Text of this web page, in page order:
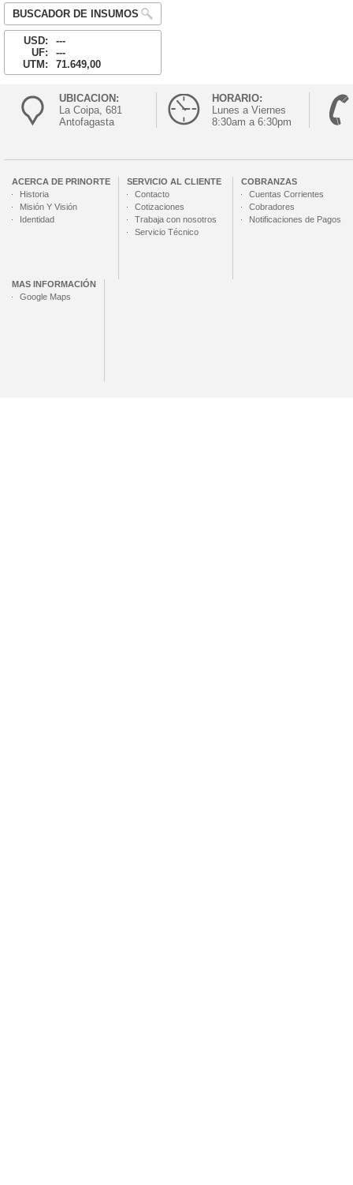
BUSCADOR DE INSUMOS
USD:
---
UF:
---
UTM:
71.649,00
UBICACION:
La Coipa, 681
Antofagasta
HORARIO:
Lunes a Viernes
8:30am a 6:30pm
ACERCA DE PRINORTE
Historia
Misión Y Visión
Identidad
SERVICIO AL CLIENTE
Contacto
Cotizaciones
Trabaja con nosotros
Servicio Técnico
COBRANZAS
Cuentas Corrientes
Cobradores
Notificaciones de Pagos
MAS INFORMACIÓN
Google Maps